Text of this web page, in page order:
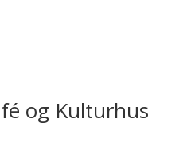
og Kulturhus